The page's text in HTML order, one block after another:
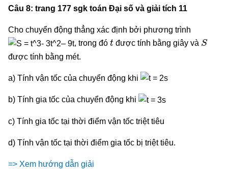
Câu 8: trang 177 sgk toán Đại số và giải tích 11
Cho chuyển động thẳng xác định bởi phương trình
, trong đó
t
được tính bằng giây và
S
được tính bằng mét.
a) Tính vận tốc của chuyển động khi
b) Tính gia tốc của chuyển động khi
c) Tính gia tốc tại thời điểm vận tốc triệt tiêu
d) Tính vận tốc tại thời điểm gia tốc bị triệt tiêu.
=> Xem hướng dẫn giải